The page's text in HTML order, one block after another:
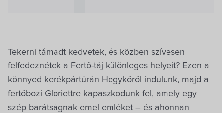
Tekerni támadt kedvetek, és közben szívesen
felfedeznétek a Fertő-táj különleges helyeit? Ezen a
könnyed kerékpártúrán Hegykőről indulunk, majd a
fertőbozi Gloriettre kapaszkodunk fel, amely egy
szép barátságnak emel emléket – és ahonnan